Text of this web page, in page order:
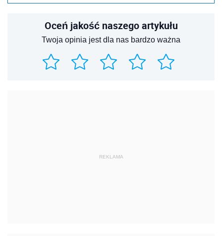
Oceń jakość naszego artykułu
Twoja opinia jest dla nas bardzo ważna
REKLAMA